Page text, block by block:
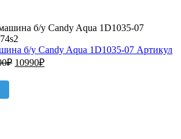
б/у Candy Aqua 1D1035-07 Артикул
₽ 10990₽